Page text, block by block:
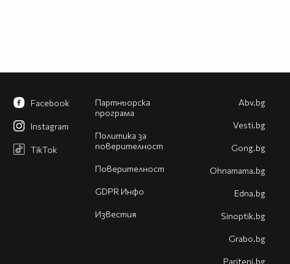
Партньорска
програма
Политика за
поверителност
Поверителност
GDPR Инфо
Известия
Facebook
Instagram
TikTok
Abv.bg
Vesti.bg
Gong.bg
Оhnamama.bg
Edna.bg
Sinoptik.bg
Grabo.bg
Pariteni.bg